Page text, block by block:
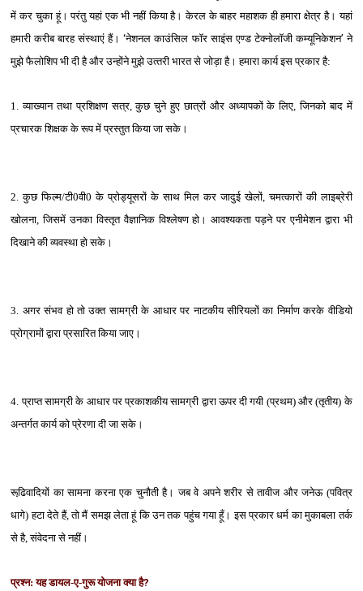
में कर चुका हूं। परंतु यहां एक भी नहीं किया है। केरल के बाहर महाशक ही हमारा क्षेत्र है। यहां
हमारी करीब बारह संस्‍थाएं हैं।‘नेशनल काउंसिल फॉर साइंस एण्‍ड टेक्‍नोलॉजी कम्‍यूनिकेशन’ ने
मुझे फैलोशिप भी दी है और उन्‍होंने मुझे उत्‍तरी भारत से जोड़ा है। हमारा कार्य इस प्रकार है:
1. व्‍याख्‍यान तथा प्रशिक्षण सत्र, कुछ चुने हुए छात्रों और अध्‍यापकों के लिए, जिनको बाद में
प्रचारक शिक्षक के रूप में प्रस्‍तुत किया जा सके।
2. कुछ फिल्‍म/टी0वी0 के प्रोड्यूसरों के साथ मिल कर जादुई खेलों, चमत्‍कारों की लाइब्रेरी
खोलना, जिसमें उनका विस्‍तृत वैज्ञानिक विश्‍लेषण हो। आवश्‍यकता पड़ने पर एनीमेशन द्वारा भी
दिखाने की व्‍यवस्‍था हो सके।
3. अगर संभव हो तो उक्‍त सामग्री के आधार पर नाटकीय सीरियलों का निर्माण करके वीडियो
प्रोग्रामों द्वारा प्रसारित किया जाए।
4. प्राप्‍त सामग्री के आधार पर प्रकाशकीय सामग्री द्वारा ऊपर दी गयी (प्रथम) और (तृतीय) के
अन्‍तर्गत कार्य को प्रेरणा दी जा सके।
रूढि़वादियों का सामना करना एक चुनौती है। जब वे अपने शरीर से तावीज और जनेऊ (पवित्र
धागे) हटा देते हैं, तो मैं समझ लेता हूं कि उन तक पहुंच गया हूँ। इस प्रकार धर्म का मुकाबला तर्क
से है, संवेदना से नहीं।
प्रश्‍न: यह डायल-ए-गुरू योजना क्‍या है?